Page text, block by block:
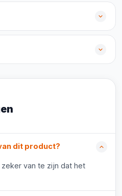
dit product?
van te zijn dat het